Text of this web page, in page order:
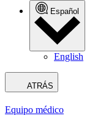
Español
English
ATRÁS
Equipo médico